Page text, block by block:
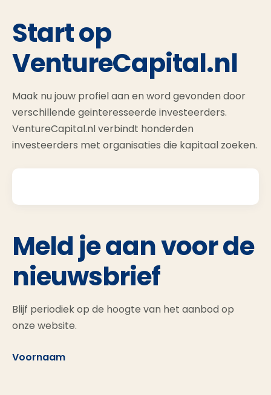
Start op
VentureCapital.nl
Maak nu jouw profiel aan en word gevonden door
verschillende geinteresseerde investeerders.
VentureCapital.nl verbindt honderden
investeerders met organisaties die kapitaal zoeken.
Meld je aan voor de
nieuwsbrief
Blijf periodiek op de hoogte van het aanbod op
onze website.
Voornaam